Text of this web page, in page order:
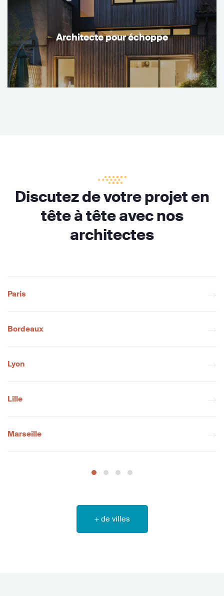
Architecte pour échoppe
Discutez de votre projet en
tête à tête avec nos
architectes
Paris
Bordeaux
Lyon
Lille
Marseille
+ de villes